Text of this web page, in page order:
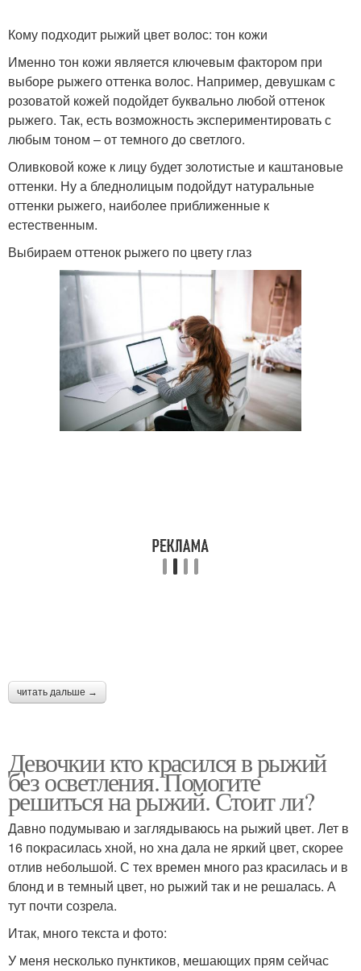
Кому подходит рыжий цвет волос: тон кожи
Именно тон кожи является ключевым фактором при
выборе рыжего оттенка волос. Например, девушкам с
розоватой кожей подойдет буквально любой оттенок
рыжего. Так, есть возможность экспериментировать с
любым тоном – от темного до светлого.
Оливковой коже к лицу будет золотистые и каштановые
оттенки. Ну а бледнолицым подойдут натуральные
оттенки рыжего, наиболее приближенные к
естественным.
Выбираем оттенок рыжего по цвету глаз
читать дальше →
Девочкии кто красился в рыжий
без осветления. Помогите
решиться на рыжий. Стоит ли?
Давно подумываю и заглядываюсь на рыжий цвет. Лет в
16 покрасилась хной, но хна дала не яркий цвет, скорее
отлив небольшой. С тех времен много раз красилась и в
блонд и в темный цвет, но рыжий так и не решалась. А
тут почти созрела.
Итак, много текста и фото:
У меня несколько пунктиков, мешающих прям сейчас